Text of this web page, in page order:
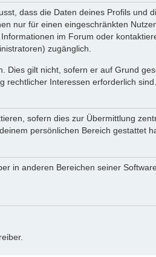
dass die Daten deines Profils und
nur für einen eingeschränkten
im Forum oder
zugänglich.
Dies gilt nicht, sofern er auf Grund
rechtlicher Interessen erforderlich sind.
sofern dies zur Übermittlung
persönlichen Bereich gestattet
in anderen Bereichen seiner